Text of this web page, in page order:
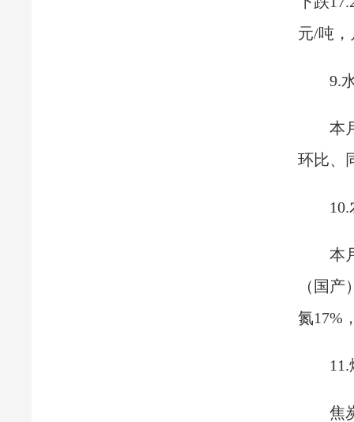
元/吨，
9.
本
环比、
本
（国
氮17%
焦